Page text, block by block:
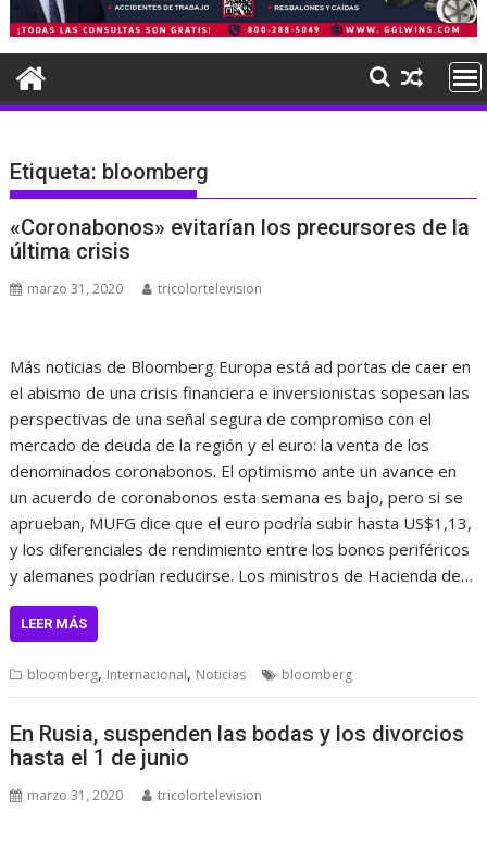
Etiqueta: bloomberg
«Coronabonos» evitarían los precursores de la
última crisis
marzo 31, 2020 tricolortelevision
Más noticias de Bloomberg Europa está ad portas de caer en
el abismo de una crisis financiera e inversionistas sopesan las
perspectivas de una señal segura de compromiso con el
mercado de deuda de la región y el euro: la venta de los
denominados coronabonos. El optimismo ante un avance en
un acuerdo de coronabonos esta semana es bajo, pero si se
aprueban, MUFG dice que el euro podría subir hasta US$1,13,
y los diferenciales de rendimiento entre los bonos periféricos
y alemanes podrían reducirse. Los ministros de Hacienda de…
LEER MÁS
bloomberg, Internacional, Noticias bloomberg
En Rusia, suspenden las bodas y los divorcios
hasta el 1 de junio
marzo 31, 2020 tricolortelevision